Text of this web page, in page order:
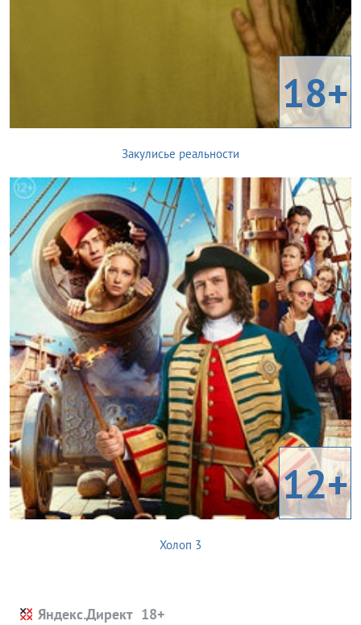
18+
Закулисье реальности
12+
Холоп 3
Яндекс.Директ